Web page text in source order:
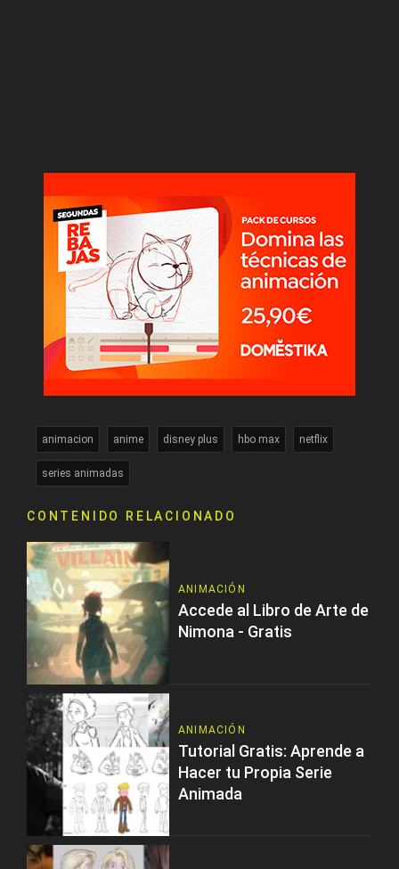
animacion anime disney plus hbo max netflix
series animadas
CONTENIDO RELACIONADO
ANIMACIÓN
Accede al Libro de Arte de
Nimona - Gratis
ANIMACIÓN
Tutorial Gratis: Aprende a
Hacer tu Propia Serie
Animada